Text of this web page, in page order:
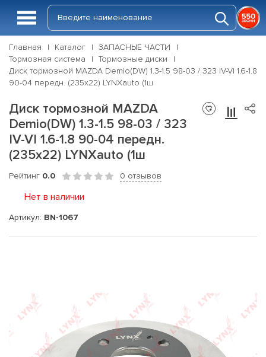
Главная Каталог
ЗАПАСНЫЕ ЧАСТИ
Тормозная система
Тормозные диски
Диск тормозной MAZDA Demio(DW) 1.3-1.5 98-03 / 323 IV-VI 1.6-1.8
90-04 передн. (235x22) LYNXauto (1ш
Диск тормозной MAZDA
Demio(DW) 1.3-1.5 98-03 / 323
IV-VI 1.6-1.8 90-04 передн.
(235x22) LYNXauto (1ш
Рейтинг 0.0 0 отзывов
Нет в наличии
Артикул: BN-1067